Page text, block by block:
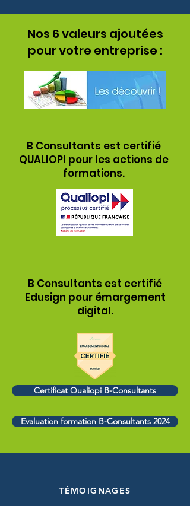
Nos 6 valeurs ajoutées
pour votre entreprise :
B Consultants est certifié
QUALIOPI pour les actions de
formations.
B Consultants est certifié
Edusign pour émargement
digital.
Certificat Qualiopi B-Consultants
Evaluation formation B-Consultants 2024
TÉMOIGNAGES